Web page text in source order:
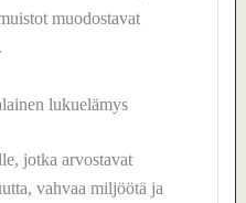
muodostavat
lukuelämys
jotka arvostavat
vahvaa miljöötä ja